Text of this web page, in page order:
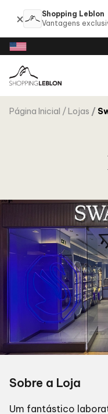
Página Inicial Lojas
Sobre a Loja
Um fantástico
Shopping Leblon